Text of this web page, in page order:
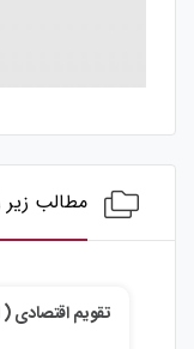
مطالب زیر
تقویم